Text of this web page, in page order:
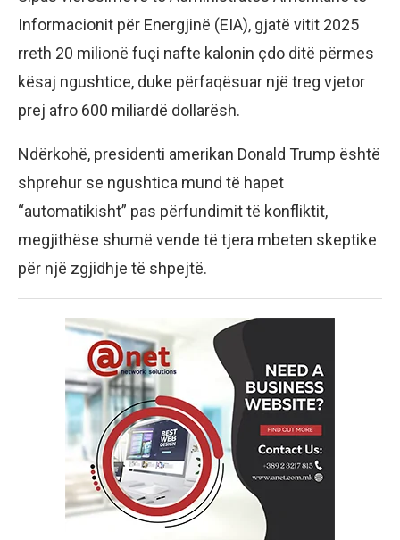
Informacionit për Energjinë (EIA), gjatë vitit 2025
rreth 20 milionë fuçi nafte kalonin çdo ditë përmes
kësaj ngushtice, duke përfaqësuar një treg vjetor
prej afro 600 miliardë dollarësh.
Ndërkohë, presidenti amerikan Donald Trump është
shprehur se ngushtica mund të hapet
“automatikisht” pas përfundimit të konfliktit,
megjithëse shumë vende të tjera mbeten skeptike
për një zgjidhje të shpejtë.